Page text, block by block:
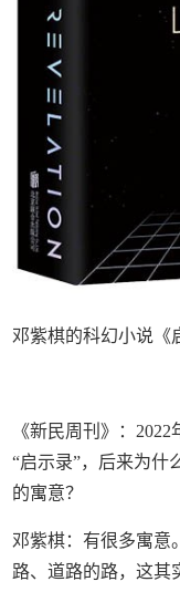
邓紫棋的科幻小说《
《新民周刊》：
“启示录”，后来为什
的寓意？
邓紫棋：有很多寓意
路、道路的路，这其